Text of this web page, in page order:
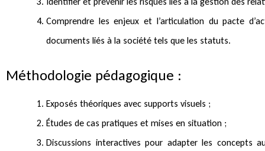
Comprendre les enjeux et l’articulation du pacte
documents liés à la société tels que les statuts.
Méthodologie pédagogique :
Exposés théoriques avec supports visuels ;
Études de cas pratiques et mises en situation ;
Discussions interactives pour adapter les concepts